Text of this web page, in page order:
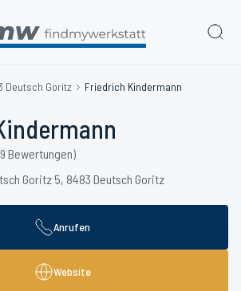
Deutsch Goritz Friedrich Kindermann
Bewertungen)
Goritz 5, 8483 Deutsch Goritz
Anrufen
Website